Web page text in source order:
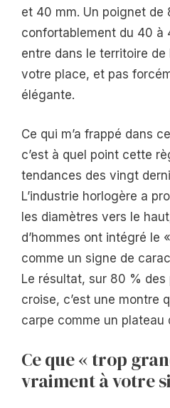
et 40 mm. Un poignet de
confortablement du 40 à
entre dans le territoire
votre place, et pas
élégante.
Ce qui m’a frappé dans
c’est à quel point cette
tendances des vingt
L’industrie horlogère a
les diamètres vers le
d’hommes ont intégré le
comme un signe de
Le résultat, sur 80 % des
croise, c’est une montre
carpe comme un plateau
Ce que « trop
vraiment à votre